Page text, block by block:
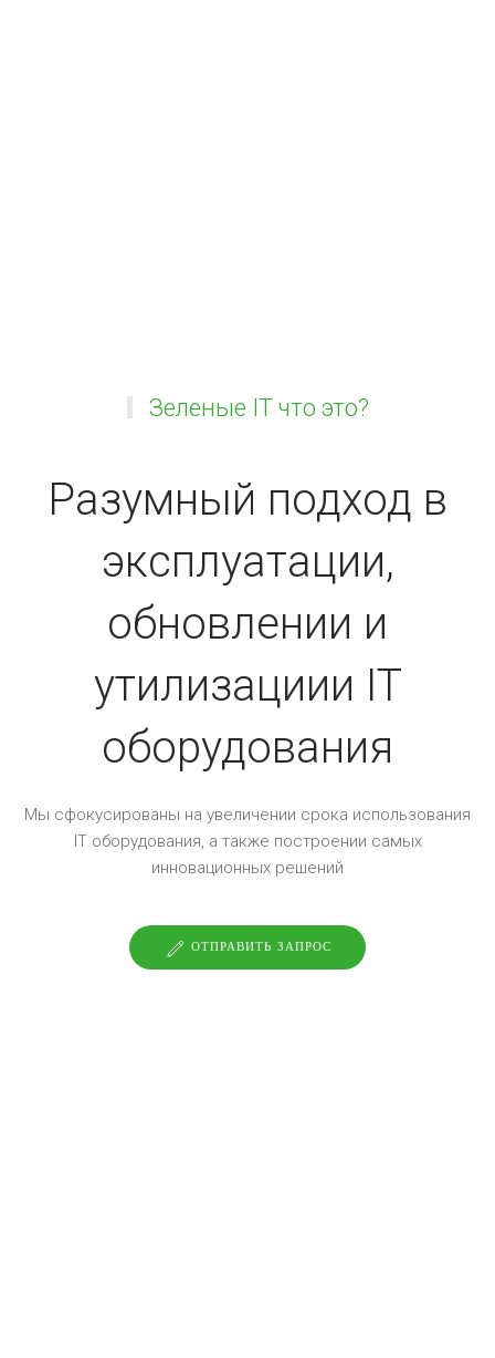
Зеленые IT что это?
Разумный подход в
эксплуатации,
обновлении и
утилизациии IT
оборудования
Мы сфокусированы на увеличении срока использования
IT оборудования, а также построении самых
инновационных решений
ОТПРАВИТЬ ЗАПРОС